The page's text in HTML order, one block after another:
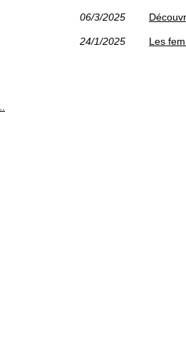
06/3/2025
24/1/2025 Les